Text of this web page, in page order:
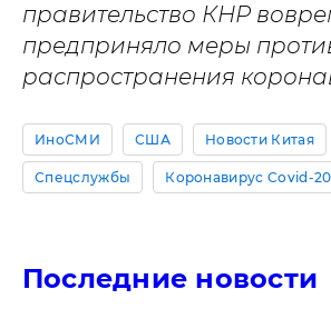
правительство КНР
предприняло меры
распространения
ИноСМИ США Новости Китая
Спецслужбы Коронавирус Covid-
Последние новости